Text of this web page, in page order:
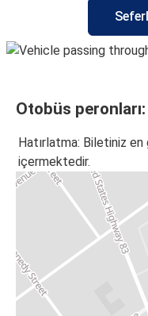
Otobüs
Hatırlatma: Biletiniz
içermektedir.